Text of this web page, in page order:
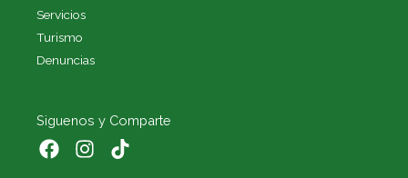
Servicios
Turismo
Denuncias
Siguenos y Comparte